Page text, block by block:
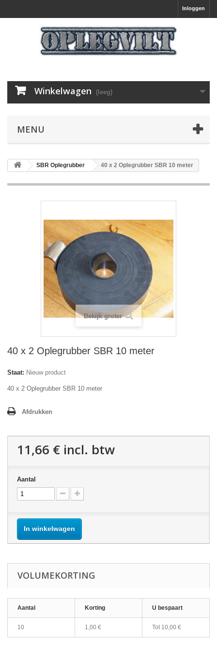
Inloggen
Winkelwagen (leeg)
MENU
SBR Oplegrubber 40 x 2 Oplegrubber SBR 10 meter
Bekijk groter
40 x 2 Oplegrubber SBR 10 meter
Staat: Nieuw product
40 x 2 Oplegrubber SBR 10 meter
Afdrukken
11,66 € incl. btw
Aantal
In winkelwagen
VOLUMEKORTING
Aantal Korting U bespaart
10 1,00 € Tot10,00 €